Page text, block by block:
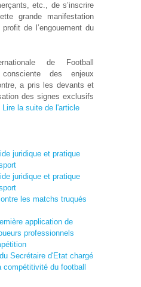
etc., de s’inscrire
grande manifestation
de l’engouement du
de Football
des enjeux
a pris les devants et
des signes exclusifs
Lire la suite de l'article
juridique et pratique
juridique et pratique
les matchs truqués
application de
professionnels
Secrétaire d'Etat chargé
du football